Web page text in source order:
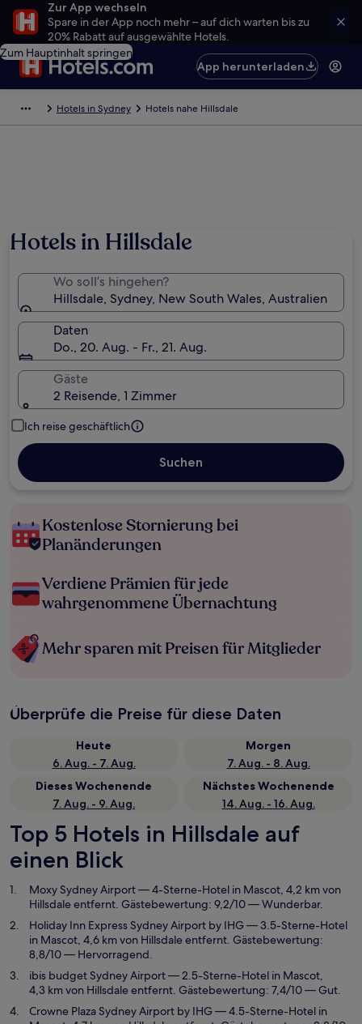
Zur App wechseln
Spare in der App noch mehr – auf dich warten bis zu
20% Rabatt auf ausgewählte Hotels.
Zum Hauptinhalt springen
App herunterladen
Hotels in Sydney Hotels nahe Hillsdale
Hotels in Hillsdale
Wo soll’s hingehen?
Hillsdale, Sydney, New South Wales, Australien
Daten
Do., 20. Aug. - Fr., 21. Aug.
Gäste
2 Reisende, 1 Zimmer
Ich reise geschäftlich
Suchen
Kostenlose Stornierung bei
Planänderungen
Verdiene Prämien für jede
wahrgenommene Übernachtung
Mehr sparen mit Preisen für Mitglieder
Überprüfe die Preise für diese Daten
Heute
6. Aug. - 7. Aug.
Morgen
7. Aug. - 8. Aug.
Dieses Wochenende
7. Aug. - 9. Aug.
Nächstes Wochenende
14. Aug. - 16. Aug.
Top 5 Hotels in Hillsdale auf
einen Blick
Moxy Sydney Airport— 4-Sterne-Hotel in Mascot, 4,2 km von
Hillsdale entfernt. Gästebewertung: 9,2/10 — Wunderbar.
Holiday Inn Express Sydney Airport by IHG— 3.5-Sterne-Hotel
in Mascot, 4,6 km von Hillsdale entfernt. Gästebewertung:
8,8/10 — Hervorragend.
ibis budget Sydney Airport— 2.5-Sterne-Hotel in Mascot,
4,3 km von Hillsdale entfernt. Gästebewertung: 7,4/10 — Gut.
Crowne Plaza Sydney Airport by IHG— 4.5-Sterne-Hotel in